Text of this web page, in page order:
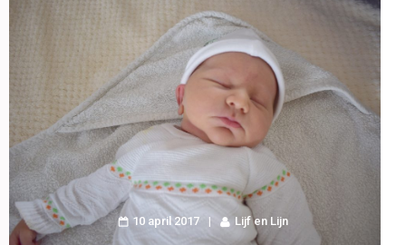
10 april 2017 Lijf en Lijn